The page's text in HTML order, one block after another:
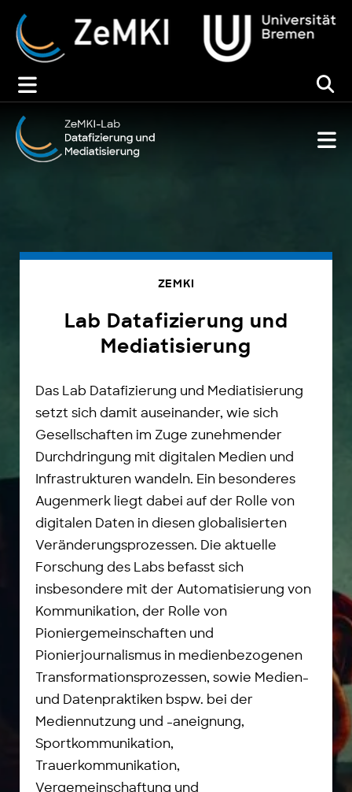
Zum
Inhalt
springen
ZEMKI
Lab Datafizierung und
Mediatisierung
Das Lab Datafizierung und Mediatisierung
setzt sich damit auseinander, wie sich
Gesellschaften im Zuge zunehmender
Durchdringung mit digitalen Medien und
Infrastrukturen wandeln. Ein besonderes
Augenmerk liegt dabei auf der Rolle von
digitalen Daten in diesen globalisierten
Veränderungsprozessen. Die aktuelle
Forschung des Labs befasst sich
insbesondere mit der Automatisierung von
Kommunikation, der Rolle von
Pioniergemeinschaften und
Pionierjournalismus in medienbezogenen
Transformationsprozessen, sowie Medien-
und Datenpraktiken bspw. bei der
Mediennutzung und -aneignung,
Sportkommunikation,
Trauerkommunikation,
Vergemeinschaftung und